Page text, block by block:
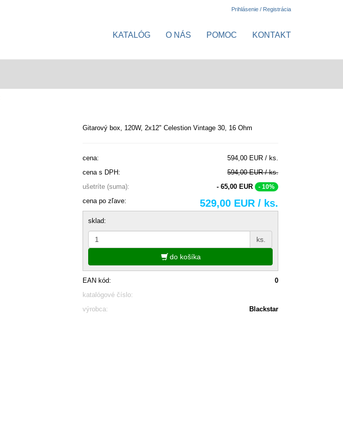
Prihlásenie / Registrácia
KATALÓG O NÁS POMOC KONTAKT
Gitarový box, 120W, 2x12" Celestion Vintage 30, 16 Ohm
cena:
594,00 EUR / ks.
cena s DPH:
594,00 EUR / ks.
ušetríte (suma):
- 65,00 EUR - 10%
cena po zľave: 529,00 EUR / ks.
sklad:
ks.
do košíka
EAN kód:
0
katalógové číslo:
výrobca:
Blackstar